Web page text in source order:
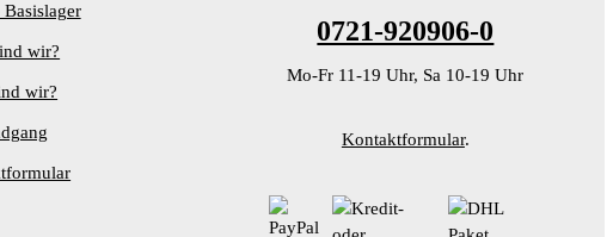
Basislager
wir?
wir?
0721-920906-0
Mo-Fr 11-19 Uhr, Sa 10-19 Uhr
Kontaktformular.